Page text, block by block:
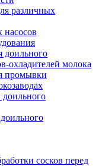
различных
доильного
охладителей молока
промывки
сосков перед